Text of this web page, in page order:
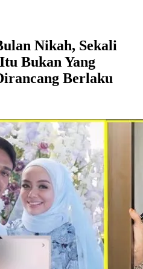
Nikah, Sekali
Bukan Yang
Berlaku